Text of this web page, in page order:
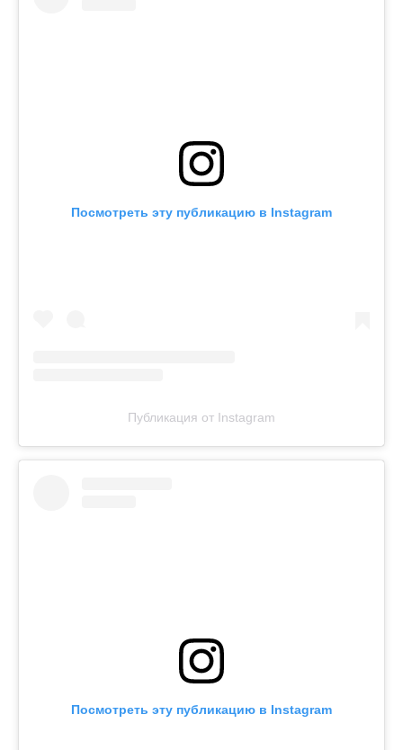
Посмотреть эту публикацию в Instagram
Публикация от Instagram
Посмотреть эту публикацию в Instagram